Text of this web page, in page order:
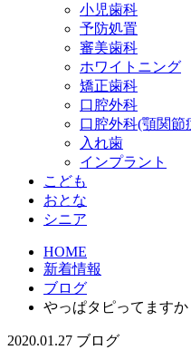
小児歯科
予防処置
審美歯科
ホワイトニング
矯正歯科
口腔外科
口腔外科(顎関節
入れ歯
インプラント
こども
おとな
シニア
HOME
新着情報
ブログ
やっぱタピってますか
2020.01.27 ブログ